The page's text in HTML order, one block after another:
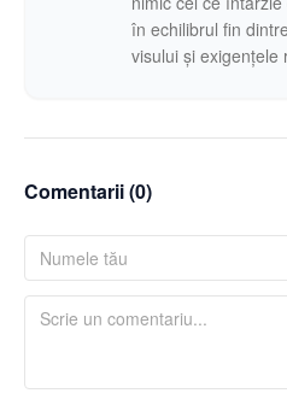
în echilibrul fin
visului și exigențele
Comentarii (0)